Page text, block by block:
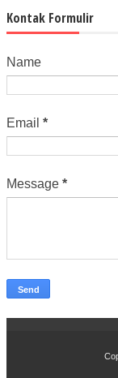
Kontak Formulir
Name
Email *
Message *